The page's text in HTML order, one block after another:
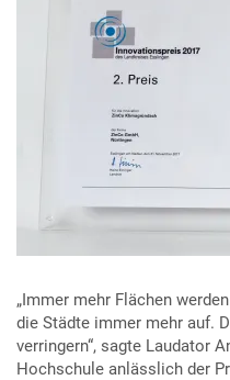
„Immer mehr Flächen
die Städte immer mehr auf.
verringern“, sagte Laudator
Hochschule anlässlich der